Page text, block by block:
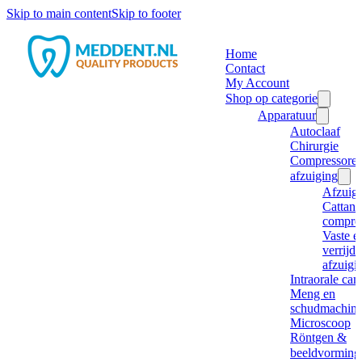
Skip to main contentSkip to footer
Home
Contact
My Account
Shop op categorie
Apparatuur
Autoclaaf
Chirurgie
afzuiging
Cattani
Vaste
Intraorale
Meng en
Microscoop
Röntgen &
beeldvorming